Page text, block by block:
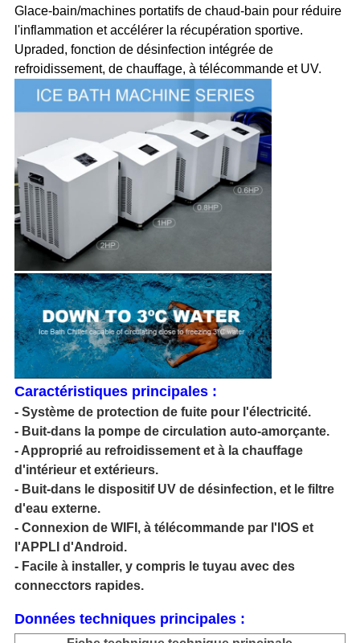
Glace-bain/machines portatifs de chaud-bain pour réduire
l'inflammation et accélérer la récupération sportive.
Upraded, fonction de désinfection intégrée de
refroidissement, de chauffage, à télécommande et UV.
Caractéristiques principales :
- Système de protection de fuite pour l'électricité.
- Buit-dans la pompe de circulation auto-amorçante.
- Approprié au refroidissement et à la chauffage
d'intérieur et extérieurs.
- Buit-dans le dispositif UV de désinfection, et le filtre
d'eau externe.
- Connexion de WIFI, à télécommande par l'IOS et
l'APPLI d'Android.
- Facile à installer, y compris le tuyau avec des
connecctors rapides.
Données techniques principales :